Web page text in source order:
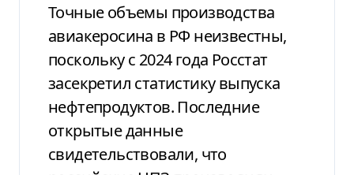
Точные объемы производства
авиакеросина в РФ неизвестны,
поскольку с 2024 года Росстат
засекретил статистику выпуска
нефтепродуктов. Последние
открытые данные
свидетельствовали, что